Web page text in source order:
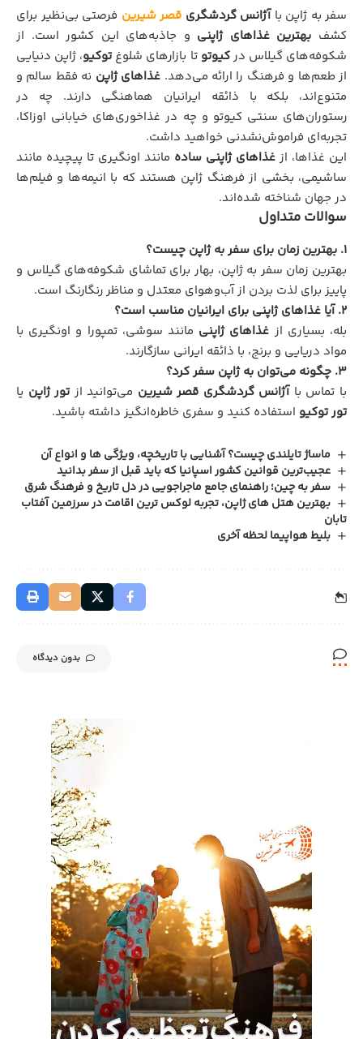
سفر به ژاپن باآژانس گردشگری قصر شیرین فرصتی بی‌نظیر برای
کشف بهترین غذاهای ژاپنی و جاذبه‌های این کشور است. از
شکوفه‌های گیلاس درکیوتو تا بازارهای شلوغ توکیو، ژاپن دنیایی
از طعم‌ها و فرهنگ را ارائه می‌دهد. غذاهای ژاپن نه فقط سالم و
متنوع‌اند، بلکه با ذائقه ایرانیان هماهنگی دارند. چه در
رستوران‌های سنتی کیوتو و چه در غذاخوری‌های خیابانی اوزاکا،
تجربه‌ای فراموش‌نشدنی خواهید داشت.
این غذاها، از غذاهای ژاپنی ساده مانند اونگیری تا پیچیده مانند
ساشیمی، بخشی از فرهنگ ژاپن هستند که با انیمه‌ها و فیلم‌ها
در جهان شناخته شده‌اند.
سوالات متداول
1. بهترین زمان برای سفر به ژاپن چیست؟
بهترین زمان سفر به ژاپن، بهار برای تماشای شکوفه‌های گیلاس و
پاییز برای لذت بردن از آب‌وهوای معتدل و مناظر رنگارنگ است.
2. آیا غذاهای ژاپنی برای ایرانیان مناسب است؟
بله، بسیاری از غذاهای ژاپنی مانند سوشی، تمپورا و اونگیری با
مواد دریایی و برنج، با ذائقه ایرانی سازگارند.
3. چگونه می‌توان به ژاپن سفر کرد؟
با تماس باآژانس گردشگری قصر شیرین می‌توانید از تور ژاپن یا
تور توکیو استفاده کنید و سفری خاطره‌انگیز داشته باشید.
ماساژ تایلندی چیست؟ آشنایی با تاریخچه، ویژگی ها و انواع آن
عجیب‌ترین قوانین کشور اسپانیا که باید قبل از سفر بدانید
سفر به چین؛ راهنمای جامع ماجراجویی در دل تاریخ و فرهنگ شرق
بهترین هتل‌ های ژاپن، تجربه لوکس‌ ترین اقامت در سرزمین آفتاب
تابان
بلیط هواپیما لحظه آخری
بدون دیدگاه